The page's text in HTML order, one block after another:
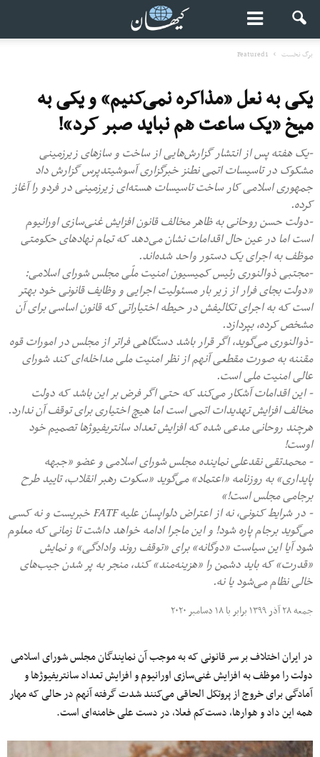
برگ نخست Featured1
یکی به نعل «مذاکره نمی‌کنیم» و یکی به
میخ «یک ساعت هم نباید صبر کرد»!
-یک هفته پس از انتشار گزارش‌هایی از ساخت و سازهای زیرزمینی
مشکوک در تاسیسات اتمی نطنز خبرگزاری آسوشیتدپرس گزارش داد
جمهوری اسلامی کار ساخت تاسیسات هسته‌ای زیرزمینی در فردو را آغاز
کرده.
-دولت حسن روحانی به ظاهر مخالف قانون افزایش غنی‌سازی اورانیوم
است اما در عین حال اقدامات نشان می‌دهد که تمام نهادهای حکومتی
موظف به اجرای یک دستور واحد شده‌اند.
-مجتبی ذوالنوری رئیس کمیسیون امنیت ملّی مجلس شورای اسلامی:
«دولت بجای فرار از زیر بار مسئولیت اجرایی و وظایف قانونی خود بهتر
است که به اجرای تکالیفش در حیطه اختیاراتی که قانون اساسی برای آن
مشخص کرده، بپردازد.
-ذوالنوری می‌گوید، اگر قرار باشد دستگاهی فراتر از مجلس در امورات قوه
مقننه به صورت مقطعی آنهم از نظر امنیت ملی مداخله‌ای کند شورای
عالی امنیت ملی است.
- این اقدامات آشکار می‌کند که حتی اگر فرض بر این باشد که دولت
مخالف افزایش تهدیدات اتمی است اما هیچ اختیاری برای توقف آن ندارد.
هرچند روحانی مدعی شده که افزایش تعداد سانتریفیوژها تصمیم خود
اوست!
- محمدتقی نقدعلی نماینده مجلس شورای اسلامی و عضو «جبهه
پایداری» به روزنامه «اعتماد» می‌گوید «سكوت رهبر انقلاب، تاييد طرح
برجامی مجلس است!»
- در شرایط کنونی، نه از اعتراض دلواپسان علیه FATF خبریست و نه کسی
می‌گوید برجام پاره شود! و این ماجرا ادامه خواهد داشت تا زمانی که معلوم
شود آیا این سیاست «دوگانه» برای «توقف روند وادادگی» و نمایش
«قدرت» که باید دشمن را «هزینه‌مند» کند، منجر به پر شدن جیب‌های
خالی نظام می‌شود یا نه.
جمعه ۲۸ آذر ۱۳۹۹ برابر با ۱۸ دسامبر ۲۰۲۰
در ایران اختلاف بر سر قانونی که به موجب آن نمایندگان مجلس شورای اسلامی
دولت را موظف به افزایش غنی‌سازی اورانیوم و افزایش تعداد سانتریفیوژها و
آمادگی برای خروج از پروتکل الحاقی می‌کنند شدت گرفته آنهم در حالی که مهار
همه این داد و هوارها، دست‌کم فعلا، در دست علی خامنه‌ای است.